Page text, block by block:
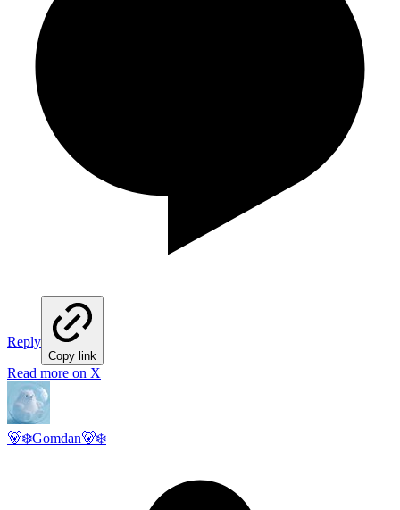
Reply
Copy link
Read more on X
🐻‍❄️Gomdan🐻‍❄️